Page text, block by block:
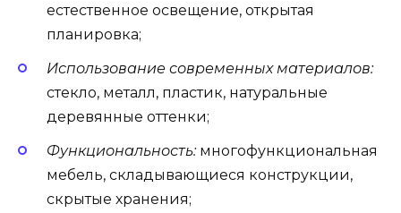
естественное освещение, открытая
планировка;
Использование современных материалов:
стекло, металл, пластик, натуральные
деревянные оттенки;
Функциональность:многофункциональная
мебель, складывающиеся конструкции,
скрытые хранения;